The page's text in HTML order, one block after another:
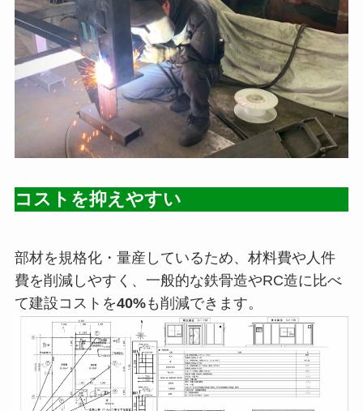
コストを抑えやすい
部材を規格化・量産しているため、材料費や人件
費を削減しやすく、一般的な鉄骨造やRC造に比べ
て建設コストを40%も削減できます。